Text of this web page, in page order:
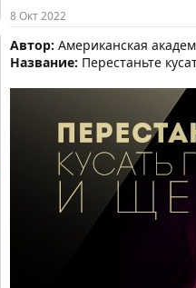
8 Окт 2022
Автор: Американская
Название: Перестаньте